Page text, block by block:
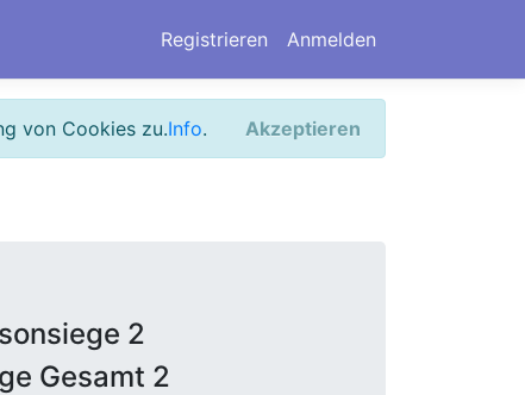
Registrieren Anmelden
von Cookies zu.Info. Akzeptieren
2
Gesamt 2